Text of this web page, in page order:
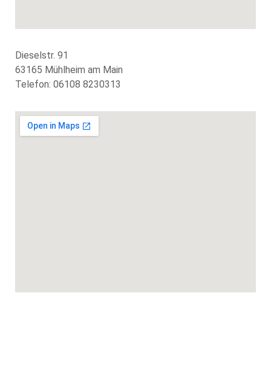
Dieselstr. 91
63165 Mühlheim am Main
Telefon: 06108 8230313